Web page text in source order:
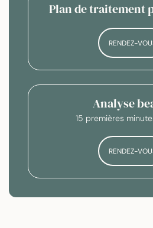
Plan de traitement
RENDEZ-
Analyse
15 premières
RENDEZ-